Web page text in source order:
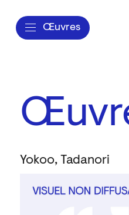
Œuvres
Yokoo, Tadanori